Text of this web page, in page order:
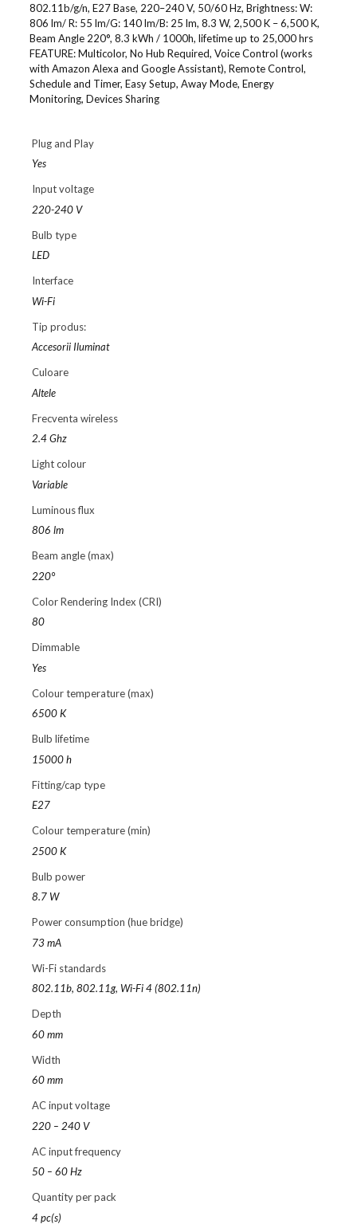
802.11b/g/n, E27 Base, 220–240 V, 50/60 Hz, Brightness: W:
806 lm/ R: 55 lm/G: 140 lm/B: 25 lm, 8.3 W, 2,500 K – 6,500 K,
Beam Angle 220°, 8.3 kWh / 1000h, lifetime up to 25,000 hrs
FEATURE: Multicolor, No Hub Required, Voice Control (works
with Amazon Alexa and Google Assistant), Remote Control,
Schedule and Timer, Easy Setup, Away Mode, Energy
Monitoring, Devices Sharing
Plug and Play
Yes
Input voltage
220-240 V
Bulb type
LED
Interface
Wi-Fi
Tip produs:
Accesorii Iluminat
Culoare
Altele
Frecventa wireless
2.4 Ghz
Light colour
Variable
Luminous flux
806 lm
Beam angle (max)
220°
Color Rendering Index (CRI)
80
Dimmable
Yes
Colour temperature (max)
6500 K
Bulb lifetime
15000 h
Fitting/cap type
E27
Colour temperature (min)
2500 K
Bulb power
8.7 W
Power consumption (hue bridge)
73 mA
Wi-Fi standards
802.11b, 802.11g, Wi-Fi 4 (802.11n)
Depth
60 mm
Width
60 mm
AC input voltage
220 – 240 V
AC input frequency
50 – 60 Hz
Quantity per pack
4 pc(s)